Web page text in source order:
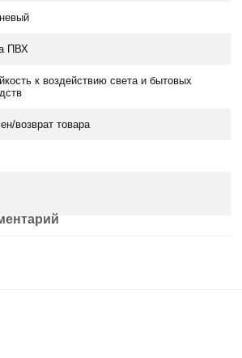
ПВХ
к воздействию света и бытовых
возврат товара